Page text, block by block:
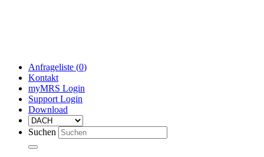
Anfrageliste (0)
Kontakt
myMRS Login
Support Login
Download
Suchen